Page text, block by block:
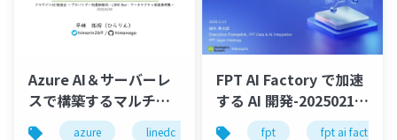
Azure AI＆サーバーレ
スで構築するマルチエ
ージェント LINE Bot
azure linedc
FPT AI Factory で加速
する AI 開発-20250213-
公開版fpt fpt ai factory